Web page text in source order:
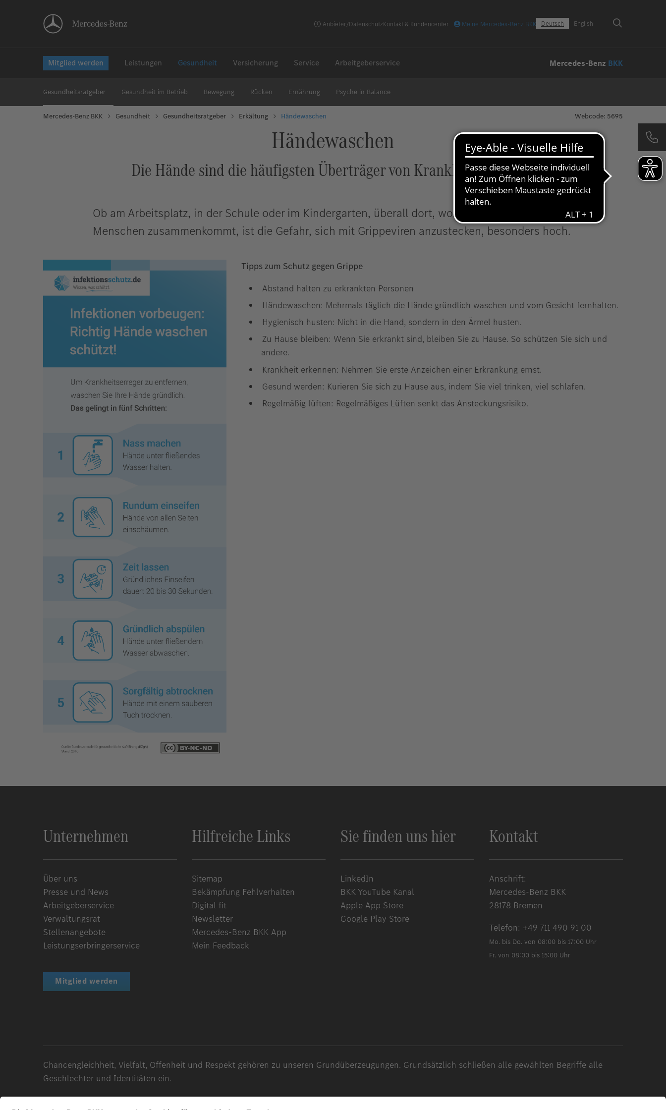
Anbieter/DatenschutzKontakt & Kundencenter Meine Mercedes-Benz BKK Deutsch English
Mitglied werden Leistungen Gesundheit Versicherung Service Arbeitgeberservice Mercedes-Benz BKK
Gesundheitsratgeber Gesundheit im Betrieb Bewegung Rücken Ernährung Psyche in Balance
Mercedes-Benz BKK Gesundheit Gesundheitsratgeber Erkältung Händewaschen Webcode: 5695
Händewaschen
Die Hände sind die häufigsten Überträger von Krankheitserregern
Ob am Arbeitsplatz, in der Schule oder im Kindergarten, überall dort, wo eine Vielzahl von
Menschen zusammenkommt, ist die Gefahr, sich mit Grippeviren anzustecken, besonders hoch.
Tipps zum Schutz gegen Grippe
Abstand halten zu erkrankten Personen
Händewaschen: Mehrmals täglich die Hände gründlich waschen und vom Gesicht fernhalten.
Hygienisch husten: Nicht in die Hand, sondern in den Ärmel husten.
Zu Hause bleiben: Wenn Sie erkrankt sind, bleiben Sie zu Hause. So schützen Sie sich und
andere.
Krankheit erkennen: Nehmen Sie erste Anzeichen einer Erkrankung ernst.
Gesund werden: Kurieren Sie sich zu Hause aus, indem Sie viel trinken, viel schlafen.
Regelmäßig lüften: Regelmäßiges Lüften senkt das Ansteckungsrisiko.
Unternehmen
Über uns
Presse und News
Arbeitgeberservice
Verwaltungsrat
Stellenangebote
Leistungserbringerservice
Mitglied werden
Hilfreiche Links
Sitemap
Bekämpfung Fehlverhalten
Digital fit
Newsletter
Mercedes-Benz BKK App
Mein Feedback
Sie finden uns hier
LinkedIn
BKK YouTube Kanal
Apple App Store
Google Play Store
Kontakt
Anschrift:
Mercedes-Benz BKK
28178 Bremen
Telefon: +49 711 490 91 00
Mo. bis Do. von 08:00 bis 17:00 Uhr
Fr. von 08:00 bis 15:00 Uhr
Chancengleichheit, Vielfalt, Offenheit und Respekt gehören zu unseren Grundüberzeugungen. Grundsätzlich schließen alle gewählten Begriffe alle
Geschlechter und Identitäten ein.